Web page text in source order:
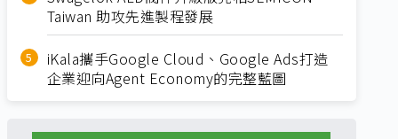
Taiwan 助攻先進製程發展
iKala攜手Google Cloud、Google Ads打造
企業迎向Agent Economy的完整藍圖